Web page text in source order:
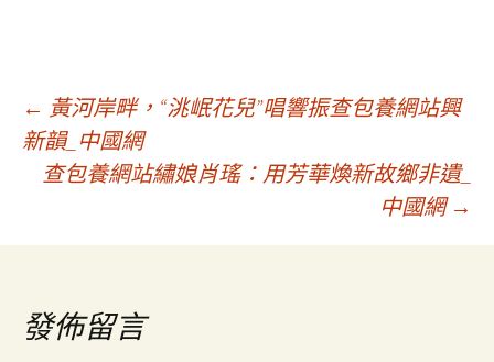
文
章
導
覽
← 黃河岸畔，“洮岷花兒”唱響振查包養網站興
新韻_中國網
查包養網站繡娘肖瑤：用芳華煥新故鄉非遺_
中國網 →
發佈留言